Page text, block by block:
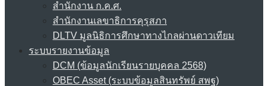
สำนักงาน ก.ค.ศ.
สำนักงานเลขาธิการคุรุสภา
DLTV มูลนิธิการศึกษาทางไกลผ่านดาวเทียม
ระบบรายงานข้อมูล
DCM (ข้อมูลนักเรียนรายบุคคล 2568)
OBEC Asset (ระบบข้อมูลสินทรัพย์ สพฐ)